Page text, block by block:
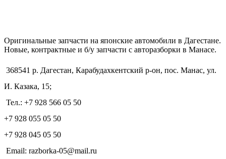
Оригинальные запчасти на японские автомобили в Дагестане.
Новые, контрактные и б/у запчасти с авторазборки в Манасе.
368541 р. Дагестан, Карабудахкентский р-он, пос. Манас, ул.
И. Казака, 15;
Тел.: +7 928 566 05 50
+7 928 055 05 50
+7 928 045 05 50
Email: razborka-05@mail.ru